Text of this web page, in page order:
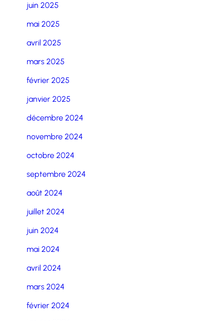
juin 2025
mai 2025
avril 2025
mars 2025
février 2025
janvier 2025
décembre 2024
novembre 2024
octobre 2024
septembre 2024
août 2024
juillet 2024
juin 2024
mai 2024
avril 2024
mars 2024
février 2024